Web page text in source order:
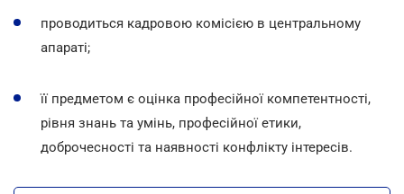
проводиться кадровою комісією в центральному
апараті;
її предметом є оцінка професійної компетентності,
рівня знань та умінь, професійної етики,
доброчесності та наявності конфлікту інтересів.